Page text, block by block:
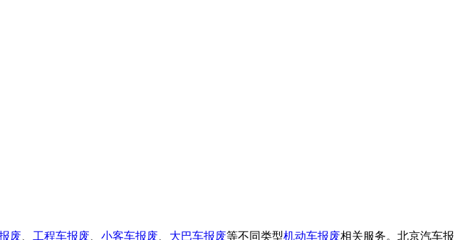
废 工程车报废 小客车报废 大巴车报废等不同类型机动车报废相关服务。北京汽车报